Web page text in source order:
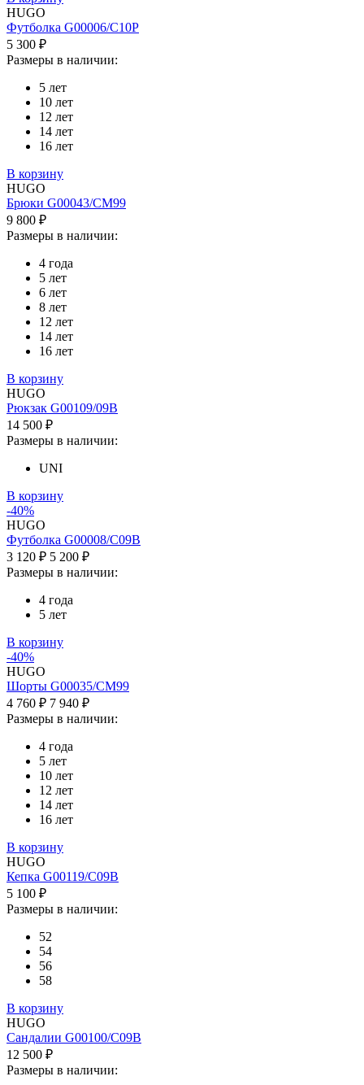
HUGO
Футболка G00006/C10P
5 300 ₽
Размеры в наличии:
5 лет
10 лет
12 лет
14 лет
16 лет
В корзину
HUGO
Брюки G00043/CM99
9 800 ₽
Размеры в наличии:
4 года
5 лет
6 лет
8 лет
12 лет
14 лет
16 лет
В корзину
HUGO
Рюкзак G00109/09B
14 500 ₽
Размеры в наличии:
UNI
В корзину
-40%
HUGO
Футболка G00008/C09B
3 120 ₽ 5 200 ₽
Размеры в наличии:
4 года
5 лет
В корзину
-40%
HUGO
Шорты G00035/CM99
4 760 ₽ 7 940 ₽
Размеры в наличии:
4 года
5 лет
10 лет
12 лет
14 лет
16 лет
В корзину
HUGO
Кепка G00119/C09B
5 100 ₽
Размеры в наличии:
52
54
56
58
В корзину
HUGO
Сандалии G00100/C09B
12 500 ₽
Размеры в наличии: